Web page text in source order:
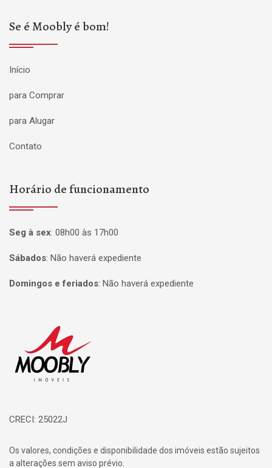
Se é Moobly é bom!
Início
para Comprar
para Alugar
Contato
Horário de funcionamento
Seg à sex: 08h00 às 17h00
Sábados: Não haverá expediente
Domingos e feriados: Não haverá expediente
CRECI: 25022J
Os valores, condições e disponibilidade dos imóveis estão sujeitos
a alterações sem aviso prévio.